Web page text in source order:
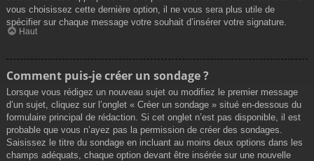
vous choisissez cette dernière option, il ne vous sera plus utile de
spécifier sur chaque message votre souhait d’insérer votre signature.
Haut
Comment puis-je créer un sondage ?
Lorsque vous rédigez un nouveau sujet ou modifiez le premier message
d’un sujet, cliquez sur l’onglet « Créer un sondage » situé en-dessous du
formulaire principal de rédaction. Si cet onglet n’est pas disponible, il est
probable que vous n’ayez pas la permission de créer des sondages.
Saisissez le titre du sondage en incluant au moins deux options dans les
champs adéquats, chaque option devant être insérée sur une nouvelle